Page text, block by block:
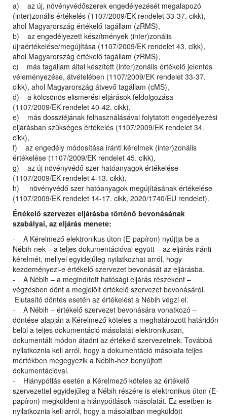
a) az új, növényvédőszerek engedélyezését megalapozó
(inter)zonális értékelés (1107/2009/EK rendelet 33-37. cikk),
ahol Magyarország értékelő tagállam (zRMS),
b) az engedélyezett készítmények (inter)zonális
újraértékelése/megújítása (1107/2009/EK rendelet 43. cikk),
ahol Magyarország értékelő tagállam (zRMS),
c) más tagállam által készített (inter)zonális értékelő jelentés
véleményezése, átvételében (1107/2009/EK rendelet 33-37.
cikk), ahol Magyarország átvevő tagállam (cMS),
d) a kölcsönös elismerési eljárások feldolgozása
(1107/2009/EK rendelet 40-42. cikk),
e) más dossziéjának felhasználásával folytatott engedélyezési
eljárásban szükséges értékelés (1107/2009/EK rendelet 34.
cikk),
f) az engedély módosítása iránti kérelmek (inter)zonális
értékelése (1107/2009/EK rendelet 45. cikk),
g) az új növényvédő szer hatóanyagok értékelése
(1107/2009/EK rendelet 4-13. cikk),
h) növényvédő szer hatóanyagok megújításának értékelése
(1107/2009/EK rendelet 14-17. cikk, 2020/1740/EU rendelet).
Értékelő szervezet eljárásba történő bevonásának
szabályai, az eljárás menete:
- A Kérelmező elektronikus úton (E-papíron) nyújtja be a
Nébih-nek – a teljes dokumentációval együtt – az eljárás iránti
kérelmét, mellyel egyidejűleg nyilatkozhat arról, hogy
kezdeményezi-e értékelő szervezet bevonását az eljárásba.
- A Nébih – a megindított hatósági eljárás részeként –
végzésben dönt a megjelölt értékelő szervezet bevonásáról.
Elutasító döntés esetén az értékelést a Nébih végzi el.
- A Nébih – értékelő szervezet bevonására vonatkozó –
döntése alapján a Kérelmező köteles a meghatározott határidőn
belül a teljes dokumentáció másolatát elektronikusan,
dokumentált módon átadni az értékelő szervezetnek. Továbbá
nyilatkoznia kell arról, hogy a dokumentáció másolata teljes
mértékben megegyezik a Nébih-hez benyújtott
dokumentációval.
- Hiánypótlás esetén a Kérelmező köteles az értékelő
szervezettel egyidejűleg a Nébih részére is elektronikus úton (E-
papíron) megküldeni a hiánypótlások másolatát. Ez esetben is
nyilatkoznia kell arról, hogy a másolatban megküldött